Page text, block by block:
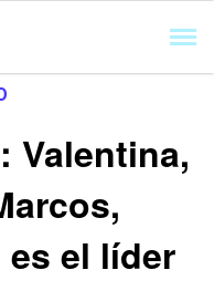
Valentina,
el líder